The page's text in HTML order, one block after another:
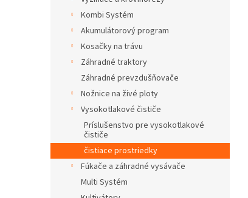
Kombi Systém
Akumulátorový program
Kosačky na trávu
Záhradné traktory
Záhradné prevzdušňovače
Nožnice na živé ploty
Vysokotlakové čističe
Príslušenstvo pre vysokotlakové
čističe
čistiace prostriedky
Fúkače a záhradné vysávače
Multi Systém